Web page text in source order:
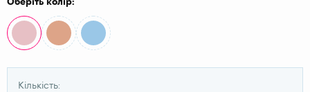
Кількість: